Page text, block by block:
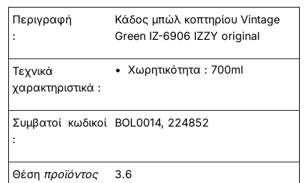
Περιγραφή
:
Κάδος μπώλ κοπτηρίου Vintage
Green IZ-6906 IZZY original
Τεχνικά
χαρακτηριστικά :
Χωρητικότητα : 700ml
Συμβατοί κωδικοί
:
BOL0014, 224852
Θέση προϊόντος
3.6